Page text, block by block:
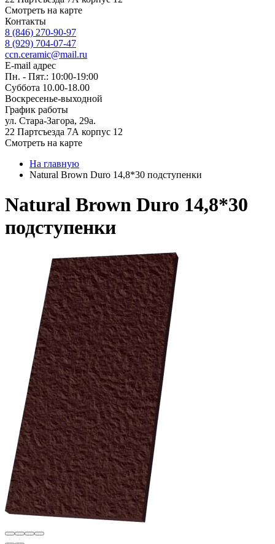
Смотреть на карте
Контакты
8 (846) 270-90-97
8 (929) 704-07-47
ccn.ceramic@mail.ru
E-mail адрес
Пн. - Пят.: 10:00-19:00
Суббота 10.00-18.00
Воскресенье-выходной
График работы
ул. Стара-Загора, 29а.
22 Партсъезда 7А корпус 12
Смотреть на карте
На главную
Natural Brown Duro 14,8*30 подступенки
Natural Brown Duro 14,8*30
подступенки